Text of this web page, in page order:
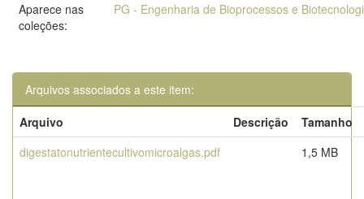
Aparece nas
coleções:
PG - Engenharia de Bioprocessos e
Arquivos associados a este item:
Arquivo
Descrição
Tamanho
digestatonutrientecultivomicroalgas.pdf
1,5 MB